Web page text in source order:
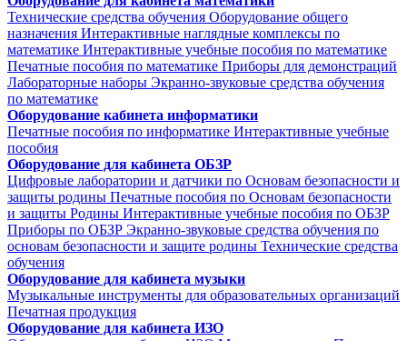
Технические средства обучения Оборудование общего
назначения Интерактивные наглядные комплексы по
математике Интерактивные учебные пособия по математике
Печатные пособия по математике Приборы для демонстраций
Лабораторные наборы Экранно-звуковые средства обучения
по математике
Оборудование кабинета информатики
Печатные пособия по информатике Интерактивные учебные
пособия
Оборудование для кабинета ОБЗР
Цифровые лаборатории и датчики по Основам безопасности и
защиты родины Печатные пособия по Основам безопасности
и защиты Родины Интерактивные учебные пособия по ОБЗР
Приборы по ОБЗР Экранно-звуковые средства обучения по
основам безопасности и защите родины Технические средства
обучения
Оборудование для кабинета музыки
Музыкальные инструменты для образовательных организаций
Печатная продукция
Оборудование для кабинета ИЗО